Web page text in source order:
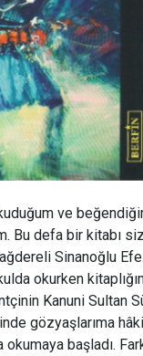
ve
Bu defa bir kitabı
Sinanoğlu
okurken
Kanuni Sultan
gözyaşlarıma
okumaya başladı.